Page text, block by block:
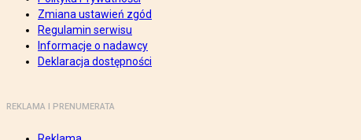
Zmiana ustawień zgód
Regulamin serwisu
Informacje o nadawcy
Deklaracja dostępności
REKLAMA I PRENUMERATA